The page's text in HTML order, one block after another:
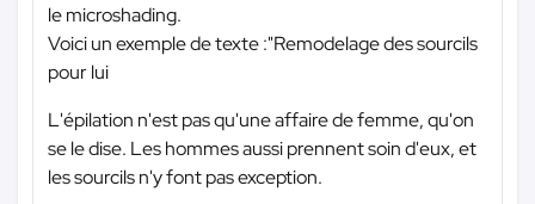
le microshading.
Voici un exemple de texte :"Remodelage des sourcils
pour lui
L'épilation n'est pas qu'une affaire de femme, qu'on
se le dise. Les hommes aussi prennent soin d'eux, et
les sourcils n'y font pas exception.